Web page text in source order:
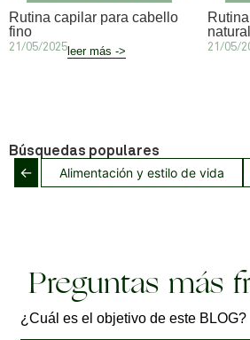
Rutina capilar para cabello
fino
21/05/2025 leer más ->
natural
21/05/
Búsquedas populares
← Alimentación y estilo de vida
Preguntas más
¿Cuál es el objetivo de este BLOG?